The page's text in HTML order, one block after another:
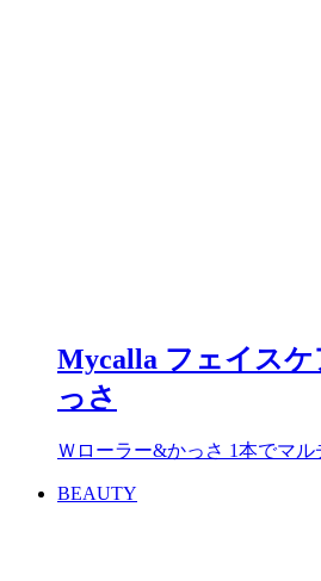
Mycalla フェイス
っさ
Ｗローラー&かっさ 1本でマル
BEAUTY